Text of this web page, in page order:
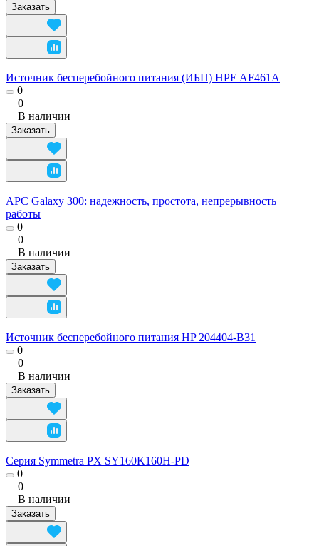
Заказать
Источник бесперебойного питания (ИБП) HPE AF461A
0
0
В наличии
Заказать
APC Galaxy 300: надежность, простота, непрерывность
работы
0
0
В наличии
Заказать
Источник бесперебойного питания HP 204404-B31
0
0
В наличии
Заказать
Серия Symmetra PX SY160K160H-PD
0
0
В наличии
Заказать